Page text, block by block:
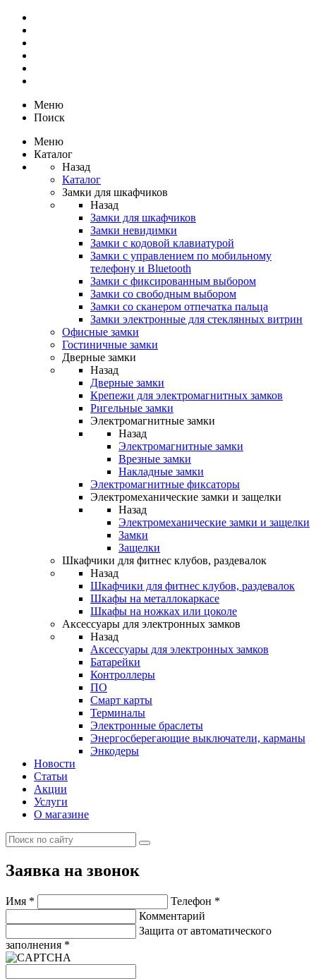
Меню
Поиск
Меню
Каталог
Назад
Каталог
Замки для шкафчиков
Назад
Замки для шкафчиков
Замки невидимки
Замки с кодовой клавиатурой
Замки с управлением по мобильному
телефону и Bluetooth
Замки с фиксированным выбором
Замки со свободным выбором
Замки со сканером отпечатка пальца
Замки электронные для стеклянных витрин
Офисные замки
Гостиничные замки
Дверные замки
Назад
Дверные замки
Крепежи для электромагнитных замков
Ригельные замки
Электромагнитные замки
Назад
Электромагнитные замки
Врезные замки
Накладные замки
Электромагнитные фиксаторы
Электромеханические замки и защелки
Назад
Электромеханические замки и защелки
Замки
Защелки
Шкафчики для фитнес клубов, раздевалок
Назад
Шкафчики для фитнес клубов, раздевалок
Шкафы на металлокаркасе
Шкафы на ножках или цоколе
Аксессуары для электронных замков
Назад
Аксессуары для электронных замков
Батарейки
Контроллеры
ПО
Смарт карты
Терминалы
Электронные браслеты
Энергосберегающие выключатели, карманы
Энкодеры
Новости
Статьи
Акции
Услуги
О магазине
Заявка на звонок
Имя * Телефон *
Комментарий
Защита от автоматического
заполнения *